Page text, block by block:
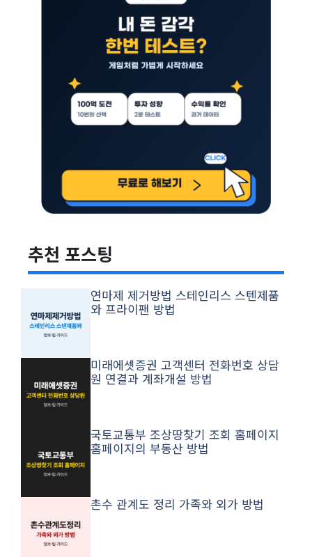
추천 포스팅
연마제 제거방법 스테인리스 스텐제품
와 프라이팬 방법
미래에셋증권 고객센터 전화번호 상담
원 연결과 계좌개설 방법
국토교통부 조상땅찾기 조회 홈페이지
홈페이지의 부동산 방법
촌수 관계도 정리 가족와 외가 방법